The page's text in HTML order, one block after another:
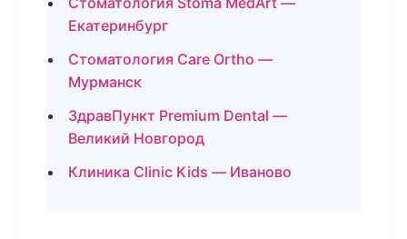
Екатеринбург
Стоматология Care Ortho —
Мурманск
ЗдравПункт Premium Dental —
Великий Новгород
Клиника Clinic Kids — Иваново